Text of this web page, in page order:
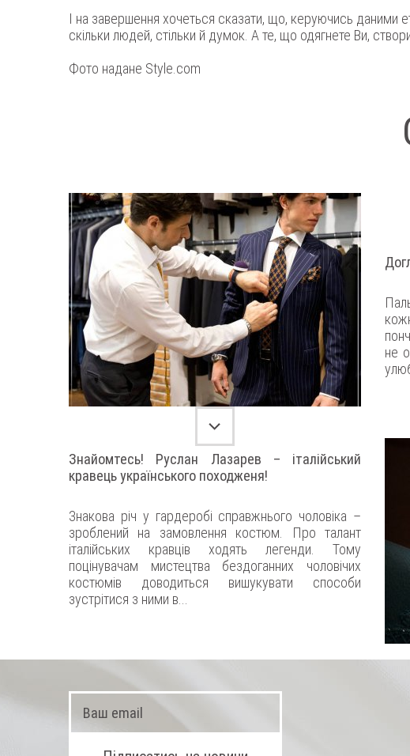
І на завершення хочеться сказати, що, керуючись даними
скільки людей, стільки й думок. А те, що одягнете Ви,
Фото надане Style.com
Знайомтесь! Руслан Лазарев – італійський
кравець українського походженя!
Знакова річ у гардеробі справжнього чоловіка –
зроблений на замовлення костюм. Про талант
італійських кравців ходять легенди. Тому
поцінувачам мистецтва бездоганних чоловічих
костюмів доводиться вишукувати способи
зустрітися з ними в...
не